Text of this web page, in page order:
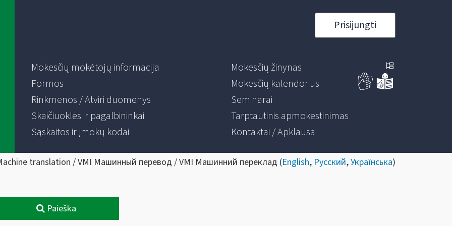
Prisijungti
Mokesčių mokėtojų informacija
Formos
Rinkmenos / Atviri duomenys
Skaičiuoklės ir pagalbininkai
Sąskaitos ir įmokų kodai
Mokesčių žinynas
Mokesčių kalendorius
Seminarai
Tarptautinis apmokestinimas
Kontaktai / Apklausa
translation / VMI Машинный перевод / VMI Машинний переклад (English, Русский,Українська)
Paieška